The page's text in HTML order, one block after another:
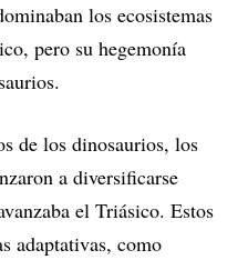
los ecosistemas
pero su hegemonía
de los dinosaurios, los
a diversificarse
el Triásico. Estos
adaptativas, como